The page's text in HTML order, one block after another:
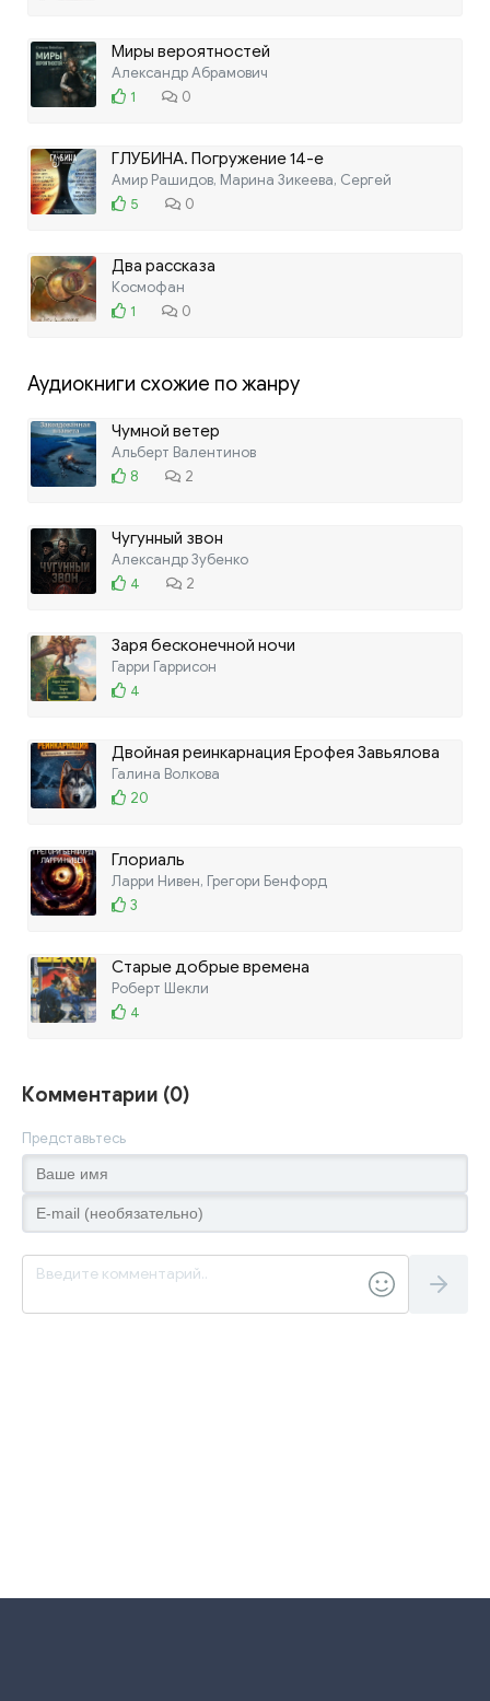
Миры вероятностей
Александр Абрамович
1
0
ГЛУБИНА. Погружение 14-е
Амир Рашидов, Марина Зикеева, Сергей
5
0
Два рассказа
Космофан
1
0
Аудиокниги схожие по жанру
Чумной ветер
Альберт Валентинов
8
2
Чугунный звон
Александр Зубенко
4
2
Заря бесконечной ночи
Гарри Гаррисон
4
Двойная реинкарнация Ерофея Завьялова
Галина Волкова
20
Глориаль
Ларри Нивен, Грегори Бенфорд
3
Старые добрые времена
Роберт Шекли
4
Комментарии (0)
Представьтесь